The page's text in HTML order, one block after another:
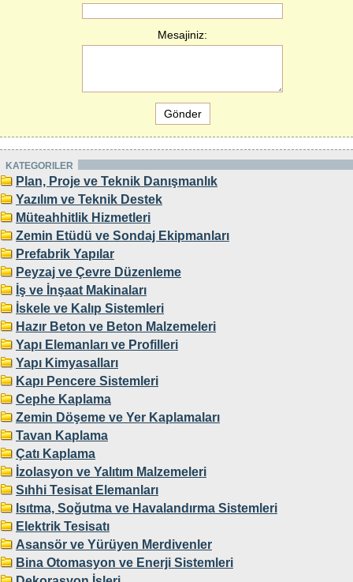
Mesajiniz:
KATEGORILER
Plan, Proje ve Teknik Danışmanlık
Yazılım ve Teknik Destek
Müteahhitlik Hizmetleri
Zemin Etüdü ve Sondaj Ekipmanları
Prefabrik Yapılar
Peyzaj ve Çevre Düzenleme
İş ve İnşaat Makinaları
İskele ve Kalıp Sistemleri
Hazır Beton ve Beton Malzemeleri
Yapı Elemanları ve Profilleri
Yapı Kimyasalları
Kapı Pencere Sistemleri
Cephe Kaplama
Zemin Döşeme ve Yer Kaplamaları
Tavan Kaplama
Çatı Kaplama
İzolasyon ve Yalıtım Malzemeleri
Sıhhi Tesisat Elemanları
Isıtma, Soğutma ve Havalandırma Sistemleri
Elektrik Tesisatı
Asansör ve Yürüyen Merdivenler
Bina Otomasyon ve Enerji Sistemleri